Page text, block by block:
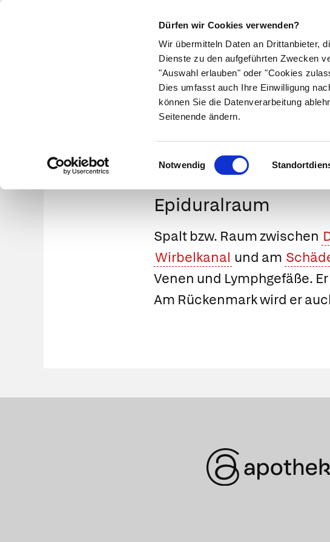
Dürfen wir Cookies verwenden?
Wir übermitteln Daten an Drittanbieter,
Dienste zu den aufgeführten Zwecken
"Auswahl erlauben" oder "Cookies
Dies umfasst auch Ihre Einwilligung
können Sie die Datenverarbeitung
Seitenende ändern.
Einwilligungsauswahl
Notwendig
Symptome Therapie Medikamente
Epiduralraum
Spalt bzw. Raum zwischen
Wirbelkanal und am
Venen und Lymphgefäße.
Am Rückenmark wird er